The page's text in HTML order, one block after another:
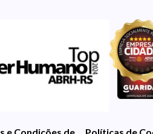
e Condições de UsoPolíticas de